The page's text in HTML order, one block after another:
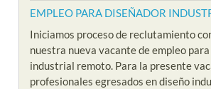
EMPLEO PARA DISEÑADOR
Iniciamos proceso de reclutamiento
nuestra nueva vacante de empleo
industrial remoto. Para la presente
profesionales egresados en diseño